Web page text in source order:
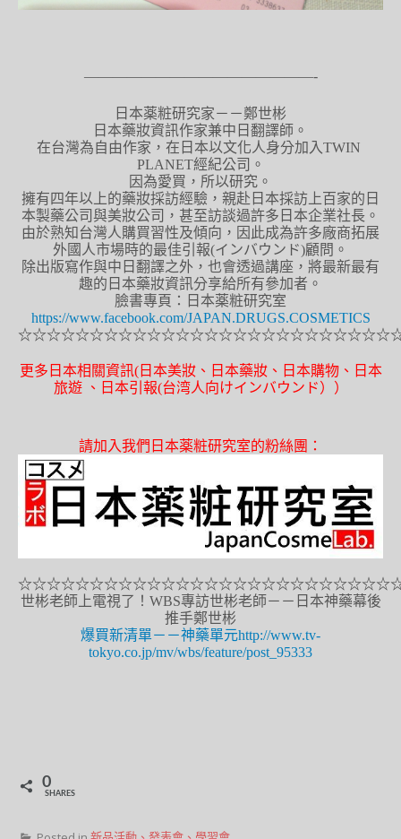
————————————————-
日本薬粧研究家－－鄭世彬
日本藥妝資訊作家兼中日翻譯師。
在台灣為自由作家，在日本以文化人身分加入TWIN
PLANET經紀公司。
因為愛買，所以研究。
擁有四年以上的藥妝採訪經驗，親赴日本採訪上百家的日
本製藥公司與美妝公司，甚至訪談過許多日本企業社長。
由於熟知台灣人購買習性及傾向，因此成為許多廠商拓展
外國人市場時的最佳引報(インバウンド)顧問。
除出版寫作與中日翻譯之外，也會透過講座，將最新最有
趣的日本藥妝資訊分享給所有參加者。
臉書專頁：日本薬粧研究室
https://www.facebook.com/JAPAN.DRUGS.COSMETICS
更多日本相關資訊(日本美妝、日本藥妝、日本購物、日本
旅遊 、日本引報(台湾人向けインバウンド））
請加入我們日本薬粧研究室的粉絲團：
世彬老師上電視了！WBS專訪世彬老師－－日本神藥幕後
推手鄭世彬
爆買新清單－－神藥單元http://www.tv-
tokyo.co.jp/mv/wbs/feature/post_95333
0
SHARES